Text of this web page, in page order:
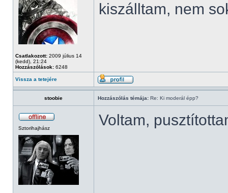
Csatlakozott: 2009 július 14
(kedd), 21:24
Hozzászólások: 6248
kiszálltam, nem
Vissza a tetejére
stoobie Hozzászólás témája: Re: Ki moderál épp?
Sztorihajhász Voltam,